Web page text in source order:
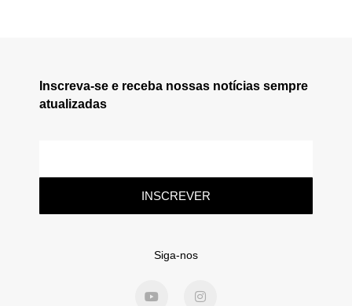
Inscreva-se e receba nossas notícias sempre
atualizadas
INSCREVER
Siga-nos